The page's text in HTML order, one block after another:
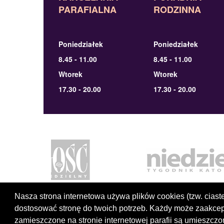
Nasza strona internetowa używa plików cookies (tzw.
dostosować stronę do twoich potrzeb. Każdy może
zamieszczone na stronie internetowej parafii są
PARAFIALNA
Poniedziałek
8.45 - 11.00
Wtorek
17.30 - 20.00
RODZINNA
Poniedziałek
8.45 - 11.00
Wtorek
17.30 - 20.00